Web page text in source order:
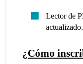
Lector de
actualizado.
¿Cómo